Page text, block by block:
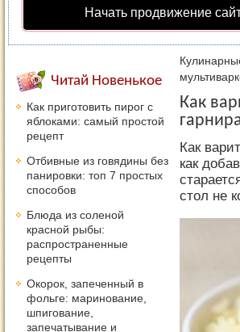
Начать продвижение
Как
Как
как
стол не
Читай Новенькое
Как приготовить пирог с
яблоками: самый простой
рецепт
Отбивные из говядины без
панировки: топ 7 простых
способов
Блюда из соленой
красной рыбы:
распространенные
рецепты
Окорок, запеченный в
фольге: маринование,
шпигование,
запечатывание и